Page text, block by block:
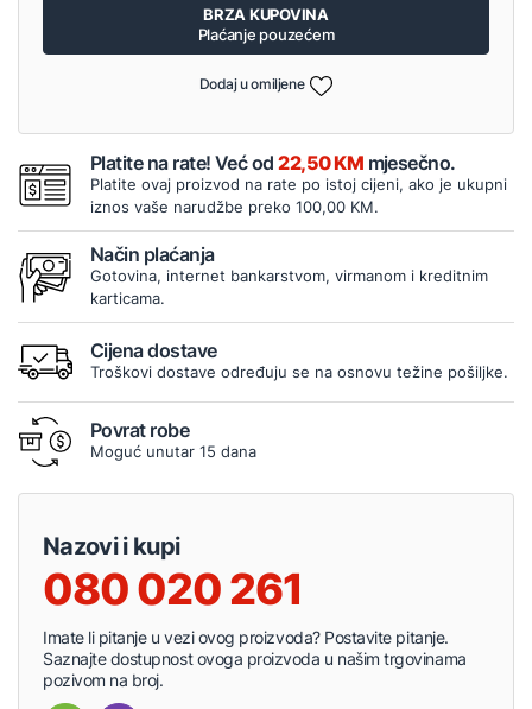
BRZA KUPOVINA
Plaćanje pouzećem
Dodaj u omiljene
Platite na rate! Već od22,50 KM mjesečno.
Platite ovaj proizvod na rate po istoj cijeni, ako je ukupni
iznos vaše narudžbe preko 100,00 KM.
Način plaćanja
Gotovina, internet bankarstvom, virmanom i kreditnim
karticama.
Cijena dostave
Troškovi dostave određuju se na osnovu težine pošiljke.
Povrat robe
Moguć unutar 15 dana
Nazovi i kupi
080 020 261
Imate li pitanje u vezi ovog proizvoda? Postavite pitanje.
Saznajte dostupnost ovoga proizvoda u našim trgovinama
pozivom na broj.